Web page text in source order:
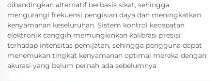
dibandingkan alternatif berbasis sikat, sehingga
mengurangi frekuensi pengisian daya dan meningkatkan
kenyamanan keseluruhan. Sistem kontrol kecepatan
elektronik canggih memungkinkan kalibrasi presisi
terhadap intensitas pemijatan, sehingga pengguna dapat
menemukan tingkat kenyamanan optimal mereka dengan
akurasi yang belum pernah ada sebelumnya.